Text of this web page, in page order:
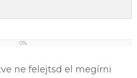
0%
ne felejtsd el megírni